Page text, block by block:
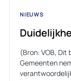
NIEUWS
(Bron: VOB,
Gemeenten